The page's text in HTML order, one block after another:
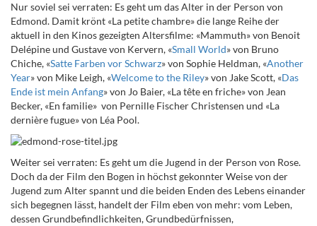
Nur soviel sei verraten: Es geht um das Alter in der Person von
Edmond. Damit krönt «La petite chambre» die lange Reihe der
aktuell in den Kinos gezeigten Altersfilme: «Mammuth» von Benoit
Delépine und Gustave von Kervern, «Small World» von Bruno
Chiche, «Satte Farben vor Schwarz» von Sophie Heldman, «Another
Year» von Mike Leigh, «Welcome to the Riley» von Jake Scott, «Das
Ende ist mein Anfang» von Jo Baier, «La tête en friche» von Jean
Becker, «En familie» von Pernille Fischer Christensen und «La
dernière fugue» von Léa Pool.
Weiter sei verraten: Es geht um die Jugend in der Person von Rose.
Doch da der Film den Bogen in höchst gekonnter Weise von der
Jugend zum Alter spannt und die beiden Enden des Lebens einander
sich begegnen lässt, handelt der Film eben von mehr: vom Leben,
dessen Grundbefindlichkeiten, Grundbedürfnissen,